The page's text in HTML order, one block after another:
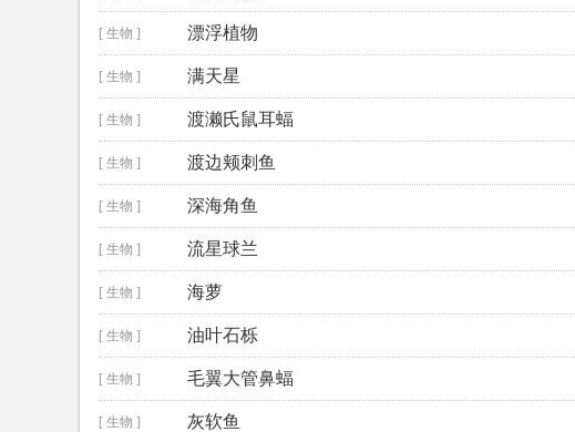
[ 生物 ] 漂浮植物
[ 生物 ] 满天星
[ 生物 ] 渡濑氏鼠耳蝠
[ 生物 ] 渡边颊刺鱼
[ 生物 ] 深海角鱼
[ 生物 ] 流星球兰
[ 生物 ] 海萝
[ 生物 ] 油叶石栎
[ 生物 ] 毛翼大管鼻蝠
[ 生物 ] 灰软鱼